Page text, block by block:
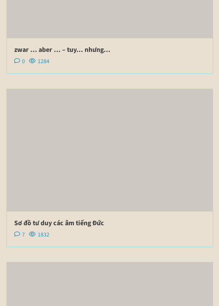
zwar … aber … – tuy… nhưng…
0 1284
Sơ đồ tư duy các âm tiếng Đức
7 1832